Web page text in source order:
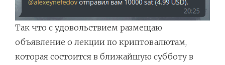
Так что с удовольствием размещаю
объявление о лекции по криптовалютам,
которая состоится в ближайшую субботу в